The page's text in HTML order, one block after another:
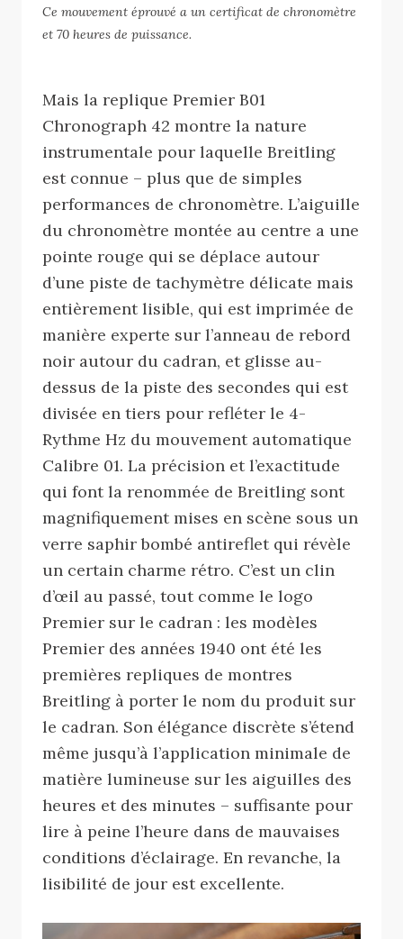
Ce mouvement éprouvé a un certificat de chronomètre
et 70 heures de puissance.
Mais la replique Premier B01
Chronograph 42 montre la nature
instrumentale pour laquelle Breitling
est connue – plus que de simples
performances de chronomètre. L’aiguille
du chronomètre montée au centre a une
pointe rouge qui se déplace autour
d’une piste de tachymètre délicate mais
entièrement lisible, qui est imprimée de
manière experte sur l’anneau de rebord
noir autour du cadran, et glisse au-
dessus de la piste des secondes qui est
divisée en tiers pour refléter le 4-
Rythme Hz du mouvement automatique
Calibre 01. La précision et l’exactitude
qui font la renommée de Breitling sont
magnifiquement mises en scène sous un
verre saphir bombé antireflet qui révèle
un certain charme rétro. C’est un clin
d’œil au passé, tout comme le logo
Premier sur le cadran : les modèles
Premier des années 1940 ont été les
premières repliques de montres
Breitling à porter le nom du produit sur
le cadran. Son élégance discrète s’étend
même jusqu’à l’application minimale de
matière lumineuse sur les aiguilles des
heures et des minutes – suffisante pour
lire à peine l’heure dans de mauvaises
conditions d’éclairage. En revanche, la
lisibilité de jour est excellente.